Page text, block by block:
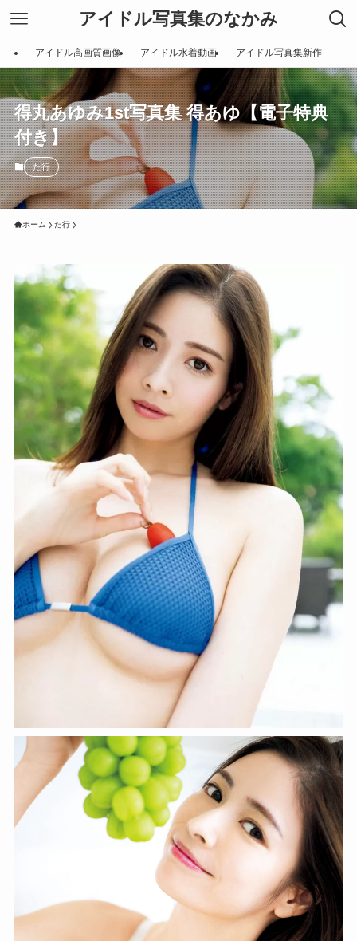
アイドル写真集のなかみ
アイドル高画質画像 アイドル水着動画 アイドル写真集新作
得丸あゆみ1st写真集 得あゆ【電子特典
付き】
た行
ホーム た行